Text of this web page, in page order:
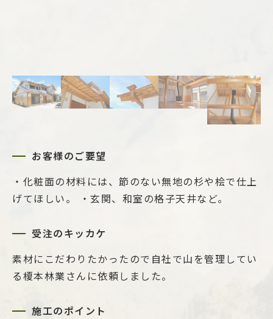
お客様のご要望
・化粧面の材料には、節のない無地の杉や桧で仕上
げてほしい。 ・玄関、和室の格子天井など。
受注のキッカケ
素材にこだわりたかったので自社で山を管理してい
る榎本林業さんに依頼しました。
施工のポイント